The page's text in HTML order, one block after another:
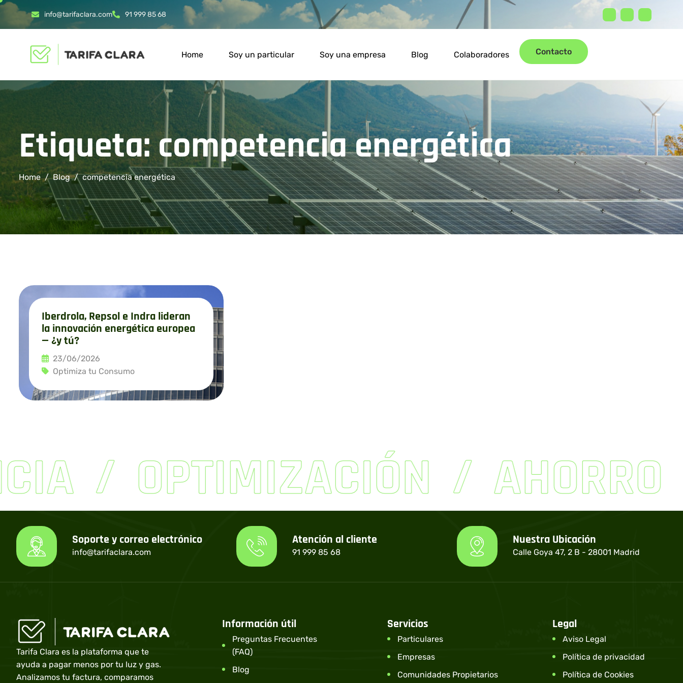
info@tarifaclara.com 91 999 85 68
Home Soy un particular Soy una empresa Blog Colaboradores Contacto
Etiqueta: competencia energética
Home Blog competencia energética
Iberdrola, Repsol e Indra lideran
la innovación energética europea
— ¿y tú?
23/06/2026
Optimiza tu Consumo
Leer más
OPTIMIZACIÓN AHORRO
Soporte y correo electrónico
info@tarifaclara.com
Atención al cliente
91 999 85 68
Nuestra Ubicación
Calle Goya 47, 2 B - 28001 Madrid
Tarifa Clara es la plataforma que te
ayuda a pagar menos por tu luz y gas.
Analizamos tu factura, comparamos
Información útil
Preguntas Frecuentes
(FAQ)
Blog
Servicios
Particulares
Empresas
Comunidades Propietarios
Legal
Aviso Legal
Política de privacidad
Política de Cookies